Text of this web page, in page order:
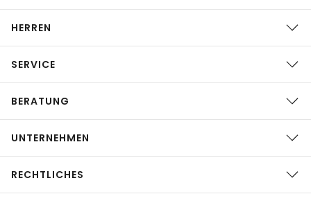
HERREN
SERVICE
BERATUNG
UNTERNEHMEN
RECHTLICHES